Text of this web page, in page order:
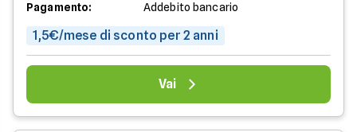
Pagamento:
Addebito bancario
1,5€/mese di sconto per 2 anni
Vai